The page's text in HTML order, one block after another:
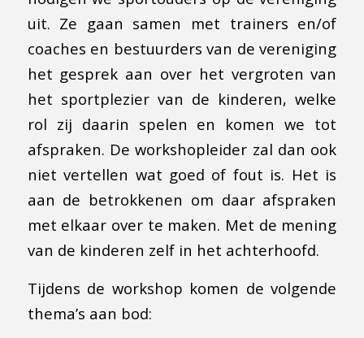
uit. Ze gaan samen met trainers en/of
coaches en bestuurders van de vereniging
het gesprek aan over het vergroten van
het sportplezier van de kinderen, welke
rol zij daarin spelen en komen we tot
afspraken. De workshopleider zal dan ook
niet vertellen wat goed of fout is. Het is
aan de betrokkenen om daar afspraken
met elkaar over te maken. Met de mening
van de kinderen zelf in het achterhoofd.
Tijdens de workshop komen de volgende
thema’s aan bod: